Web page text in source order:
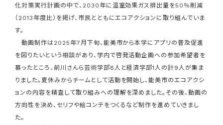
化対策実行計画の中で、2030年に温室効果ガス排出量を50％削減
（2013年度比）を掲げ、市民とともにエコアクションに取り組んでいま
す。
動画制作は2025年7月下旬、能美市から本学にアプリの普及促進
を図りたいという相談があり、学内で啓発活動企画への参加希望者を
募ったところ、前川さんら芸術学部8人と経済学部1人の計9人が集ま
りました。夏休みからチームとして活動を開始し、能美市のエコアクシ
ョンの内容を精査して取り組みへの理解を深めました。その後、動画の
方向性を決め、セリフや絵コンテをつくるなど制作を進めていきまし
た。